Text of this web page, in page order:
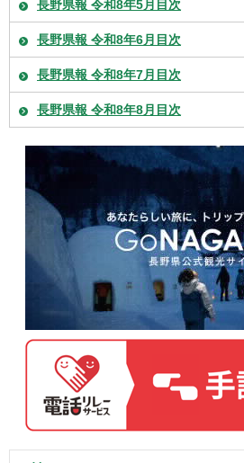
長野県報 令和8年5月目次
長野県報 令和8年6月目次
長野県報 令和8年7月目次
長野県報 令和8年8月目次